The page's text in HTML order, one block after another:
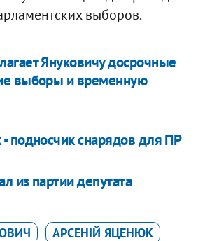
выборов.
Януковичу досрочные
выборы и временную
подносчик снарядов для ПР
из партии депутата
АРСЕНІЙ ЯЦЕНЮК